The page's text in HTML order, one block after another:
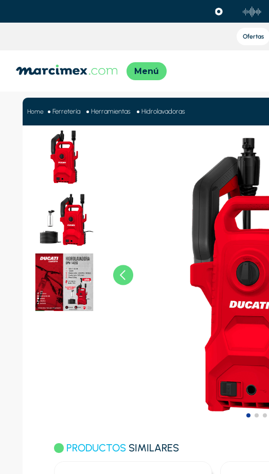
Ofertas
Ferretería Herramientas Hidrolavadoras
PRODUCTOS SIMILARES
2.
moto
england sound
5.
lavadora
england sound pro
refrigeradora
celulares
.
cocina
congelador